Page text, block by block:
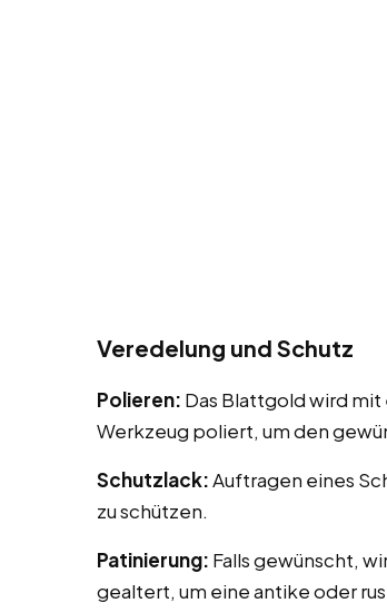
Veredelung und Schutz
Polieren: Das Blattgold wird
Werkzeug poliert, um den
Schutzlack:Auftragen eines
zu schützen.
Patinierung: Falls gewünscht,
gealtert, um eine antike oder